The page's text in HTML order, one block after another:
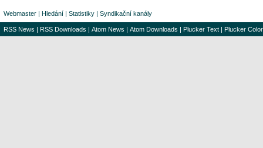
Webmaster | Hledání | Statistiky | Syndikační kanály
RSS News | RSS Downloads | Atom News | Atom Downloads | Plucker Text | Plucker Color